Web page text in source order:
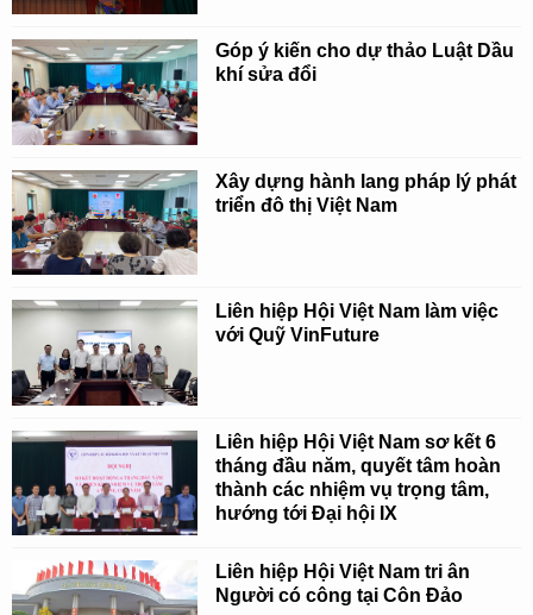
Góp ý kiến cho dự thảo Luật Dầu
khí sửa đổi
Xây dựng hành lang pháp lý phát
triển đô thị Việt Nam
Liên hiệp Hội Việt Nam làm việc
với Quỹ VinFuture
Liên hiệp Hội Việt Nam sơ kết 6
tháng đầu năm, quyết tâm hoàn
thành các nhiệm vụ trọng tâm,
hướng tới Đại hội IX
Liên hiệp Hội Việt Nam tri ân
Người có công tại Côn Đảo